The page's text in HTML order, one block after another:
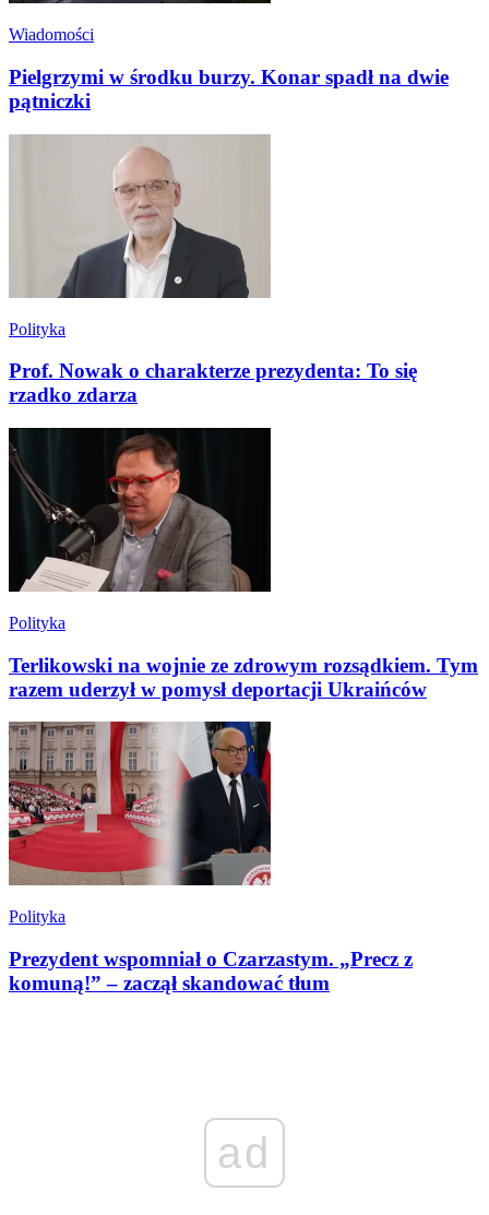
Wiadomości
Pielgrzymi w środku burzy. Konar spadł na dwie
pątniczki
Polityka
Prof. Nowak o charakterze prezydenta: To się
rzadko zdarza
Polityka
Terlikowski na wojnie ze zdrowym rozsądkiem. Tym
razem uderzył w pomysł deportacji Ukraińców
Polityka
Prezydent wspomniał o Czarzastym. „Precz z
komuną!” – zaczął skandować tłum
ad